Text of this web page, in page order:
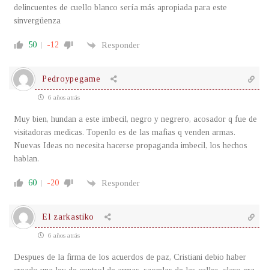
delincuentes de cuello blanco sería más apropiada para este
sinvergüenza
50 -12 Responder
Pedroypegame
6 años atrás
Muy bien, hundan a este imbecil, negro y negrero, acosador q fue de
visitadoras medicas. Topenlo es de las mafias q venden armas.
Nuevas Ideas no necesita hacerse propaganda imbecil, los hechos
hablan.
60 -20 Responder
El zarkastiko
6 años atrás
Despues de la firma de los acuerdos de paz, Cristiani debio haber